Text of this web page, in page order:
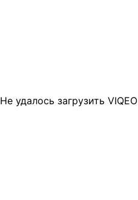
Не удалось загрузить VIQEO